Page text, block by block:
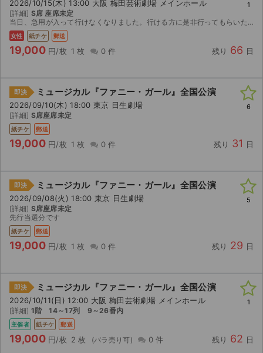
2026/10/15(木) 13:00 大阪 梅田芸術劇場 メインホール
[詳細] S席 座席未定
当日、急用が入って行けなくなりました。行ける方に是非行ってもらいたいです。よろしくお願いします。
女性 紙チケ 郵送
19,000 円/枚 1 枚 0 件 残り 66 日
1
即決 ミュージカル『ファニー・ガール』全国公演
2026/09/10(木) 18:00 東京 日生劇場
[詳細] S席座席未定
紙チケ 郵送
19,000 円/枚 1 枚 0 件 残り 31 日
6
即決 ミュージカル『ファニー・ガール』全国公演
2026/09/08(火) 18:00 東京 日生劇場
[詳細] S席座席未定
先行当選分です
紙チケ 郵送
19,000 円/枚 1 枚 0 件 残り 29 日
5
即決 ミュージカル『ファニー・ガール』全国公演
2026/10/11(日) 12:00 大阪 梅田芸術劇場 メインホール
[詳細] 1階 14～17列 9～26番内
主催者 紙チケ 郵送
19,000 円/枚 2 枚 0 件 残り 62 日
1